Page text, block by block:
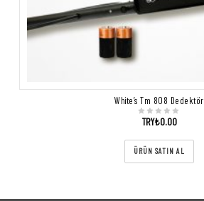
White’s Tm 808 Dedektör
TRY₺0.00
ÜRÜN SATIN AL